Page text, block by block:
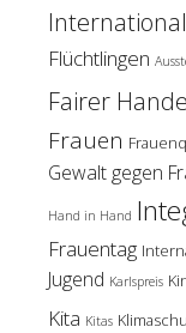
International
Flüchtlingen
Fairer
Frauen
Gewalt gegen
Hand in Hand
Frauentag
Jugend Karlspreis
Kita Kitas